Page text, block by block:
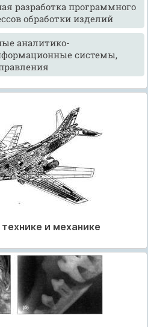
разработка программного
обработки изделий
аналитико-
системы,
и механике